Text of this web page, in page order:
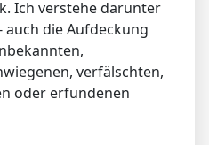
Ich verstehe darunter
auch die Aufdeckung
verfälschten,
oder erfundenen